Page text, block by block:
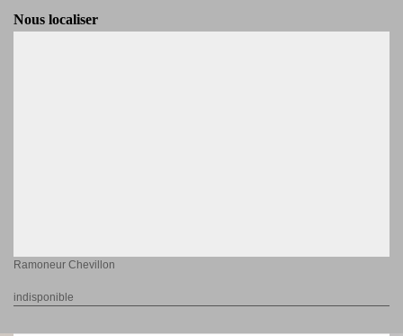
Nous localiser
Ramoneur Chevillon
indisponible